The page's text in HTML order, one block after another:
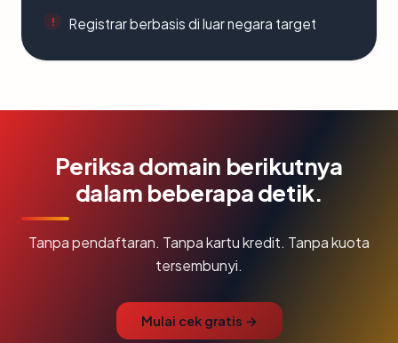
Registrar berbasis di luar negara target
Periksa domain berikutnya
dalam beberapa detik.
Tanpa pendaftaran. Tanpa kartu kredit. Tanpa kuota
tersembunyi.
Mulai cek gratis →